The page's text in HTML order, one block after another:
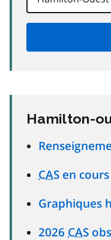
Hamilton-
CAS en cours
Graphiques
2026 CAS